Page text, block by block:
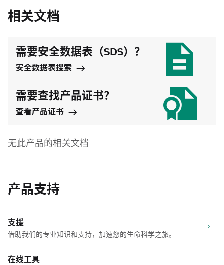
相关文档
需要安全数据表（SDS）？
安全数据表搜索
需要查找产品证书？
查看产品证书
无此产品的相关文档
产品支持
支援
借助我们的专业知识和支持，加速您的生命科学之旅。
在线工具